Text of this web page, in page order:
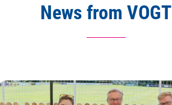
News from VOGT